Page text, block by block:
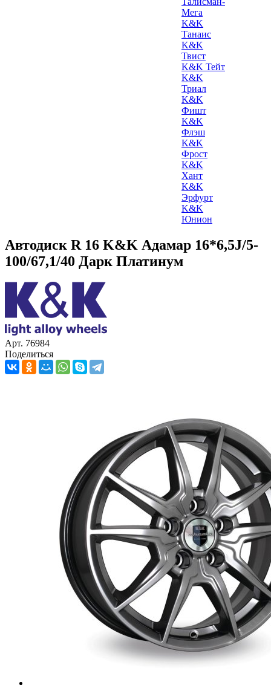
Мега
K&K
Танаис
K&K
Твист
K&K Тейт
K&K
Триал
K&K
Фишт
K&K
Флэш
K&K
Фрост
K&K
Хант
K&K
Эрфурт
K&K
Юнион
Автодиск R 16 K&K Адамар 16*6,5J/5-
100/67,1/40 Дарк Платинум
Арт. 76984
Поделиться